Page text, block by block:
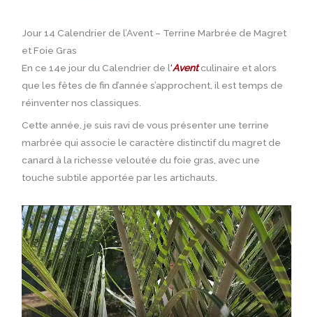
Jour 14 Calendrier de l’Avent – Terrine Marbrée de Magret
et Foie Gras
En ce 14e jour du Calendrier de l‘Aventculinaire et alors
que les fêtes de fin d’année s’approchent, il est temps de
réinventer nos classiques.
Cette année, je suis ravi de vous présenter une terrine
marbrée qui associe le caractère distinctif du magret de
canard à la richesse veloutée du foie gras, avec une
touche subtile apportée par les artichauts.